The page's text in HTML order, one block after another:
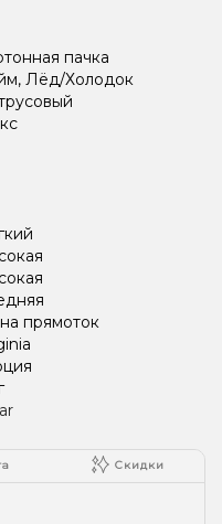
Лёд/Холодок
, Лёд/Холодок
Лимон
Мандарин
Голубика
пачка
Лёд/Холодок
прямоток
Скидки